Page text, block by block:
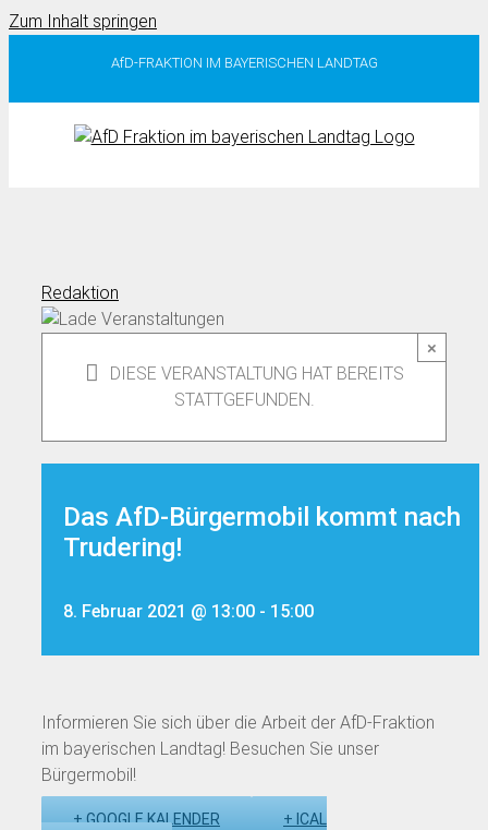
Zum Inhalt springen
AfD-FRAKTION IM BAYERISCHEN LANDTAG
Redaktion
×
DIESE VERANSTALTUNG HAT BEREITS
STATTGEFUNDEN.
Das AfD-Bürgermobil kommt nach
Trudering!
8. Februar 2021 @ 13:00 - 15:00
Informieren Sie sich über die Arbeit der AfD-Fraktion
im bayerischen Landtag! Besuchen Sie unser
Bürgermobil!
+ GOOGLE KALENDER
+ ICAL